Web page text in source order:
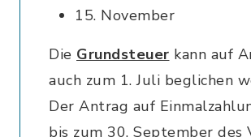
15. November
Die Grundsteuer kann auf
auch zum 1. Juli beglichen
Der Antrag auf
bis zum 30. September des